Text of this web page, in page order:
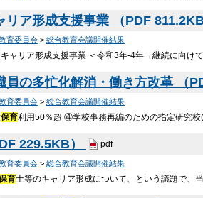
リア形成支援事業 （PDF
育委員会> 総合教育会議開催結果
ャリア形成支援事業 ＜令和3年-4年→継続に向け
員の多忙化解消・働き方改革 （
育委員会> 総合教育会議開催結果
保育利用50％超 ④学校事務再編のための指定研究
229.5KB） pdf
育委員会> 総合教育会議開催結果
育士等のキャリア形成について、という議題で、